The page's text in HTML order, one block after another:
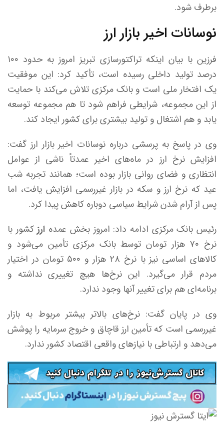
برطرف شود.
نوسانات اخیر بازار ارز
فرزین با بیان اینکه تراکتورسازی تبریز امروز به حدود ۱۰۰
درصد تولید داخلی رسیده است، تأکید کرد: این موفقیت
یک افتخار ملی است و بانک مرکزی تلاش می‌کند با حمایت
از این مجموعه، شرایطی فراهم شود تا هم مجموعه توسعه
یابد و هم اشتغال و تولید بیشتری برای کشور ایجاد کند.
وی در پاسخ به پرسشی درباره نوسانات اخیر بازار ارز گفت:
افزایش نرخ ارز در ماه‌های اخیر عمدتاً ناشی از عوامل
انتظاری و فضای روانی بازار بوده است؛ همانند تجربه شب
عید که نرخ ارز و سکه در بازار غیررسمی افزایش یافت، اما
پس از آرام شدن شرایط سیاسی دوباره کاهش پیدا کرد.
رئیس بانک مرکزی ادامه داد: امروز بخش عمده ارزکشور با
نرخ ۷۰ هزار تومان توسط بانک مرکزی تأمین می‌شود و
کالا‌های اساسی نیز با نرخ ۲۸ هزار و ۵۰۰ تومان در اختیار
مردم قرار می‌گیرد. این نرخ‌ها هیچ تغییری نداشته و
برنامه‌ای هم برای تغییر آنها وجود ندارد.
وی در پایان گفت: نرخ‌های بالاتر بیشتر مربوط به بازار
غیررسمی است که تأمین ارز قاچاق و خروج سرمایه را پوشش
می‌دهد و ارتباطی با نیاز‌های واقعی اقتصاد کشور ندارد.